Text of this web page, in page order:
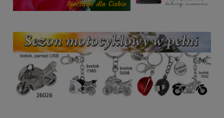
Denix
drekker
Emeko
Fol-Plast
Fruit Of The Loom
Fruit Of The Loom
Glasmark
Grand
Heri